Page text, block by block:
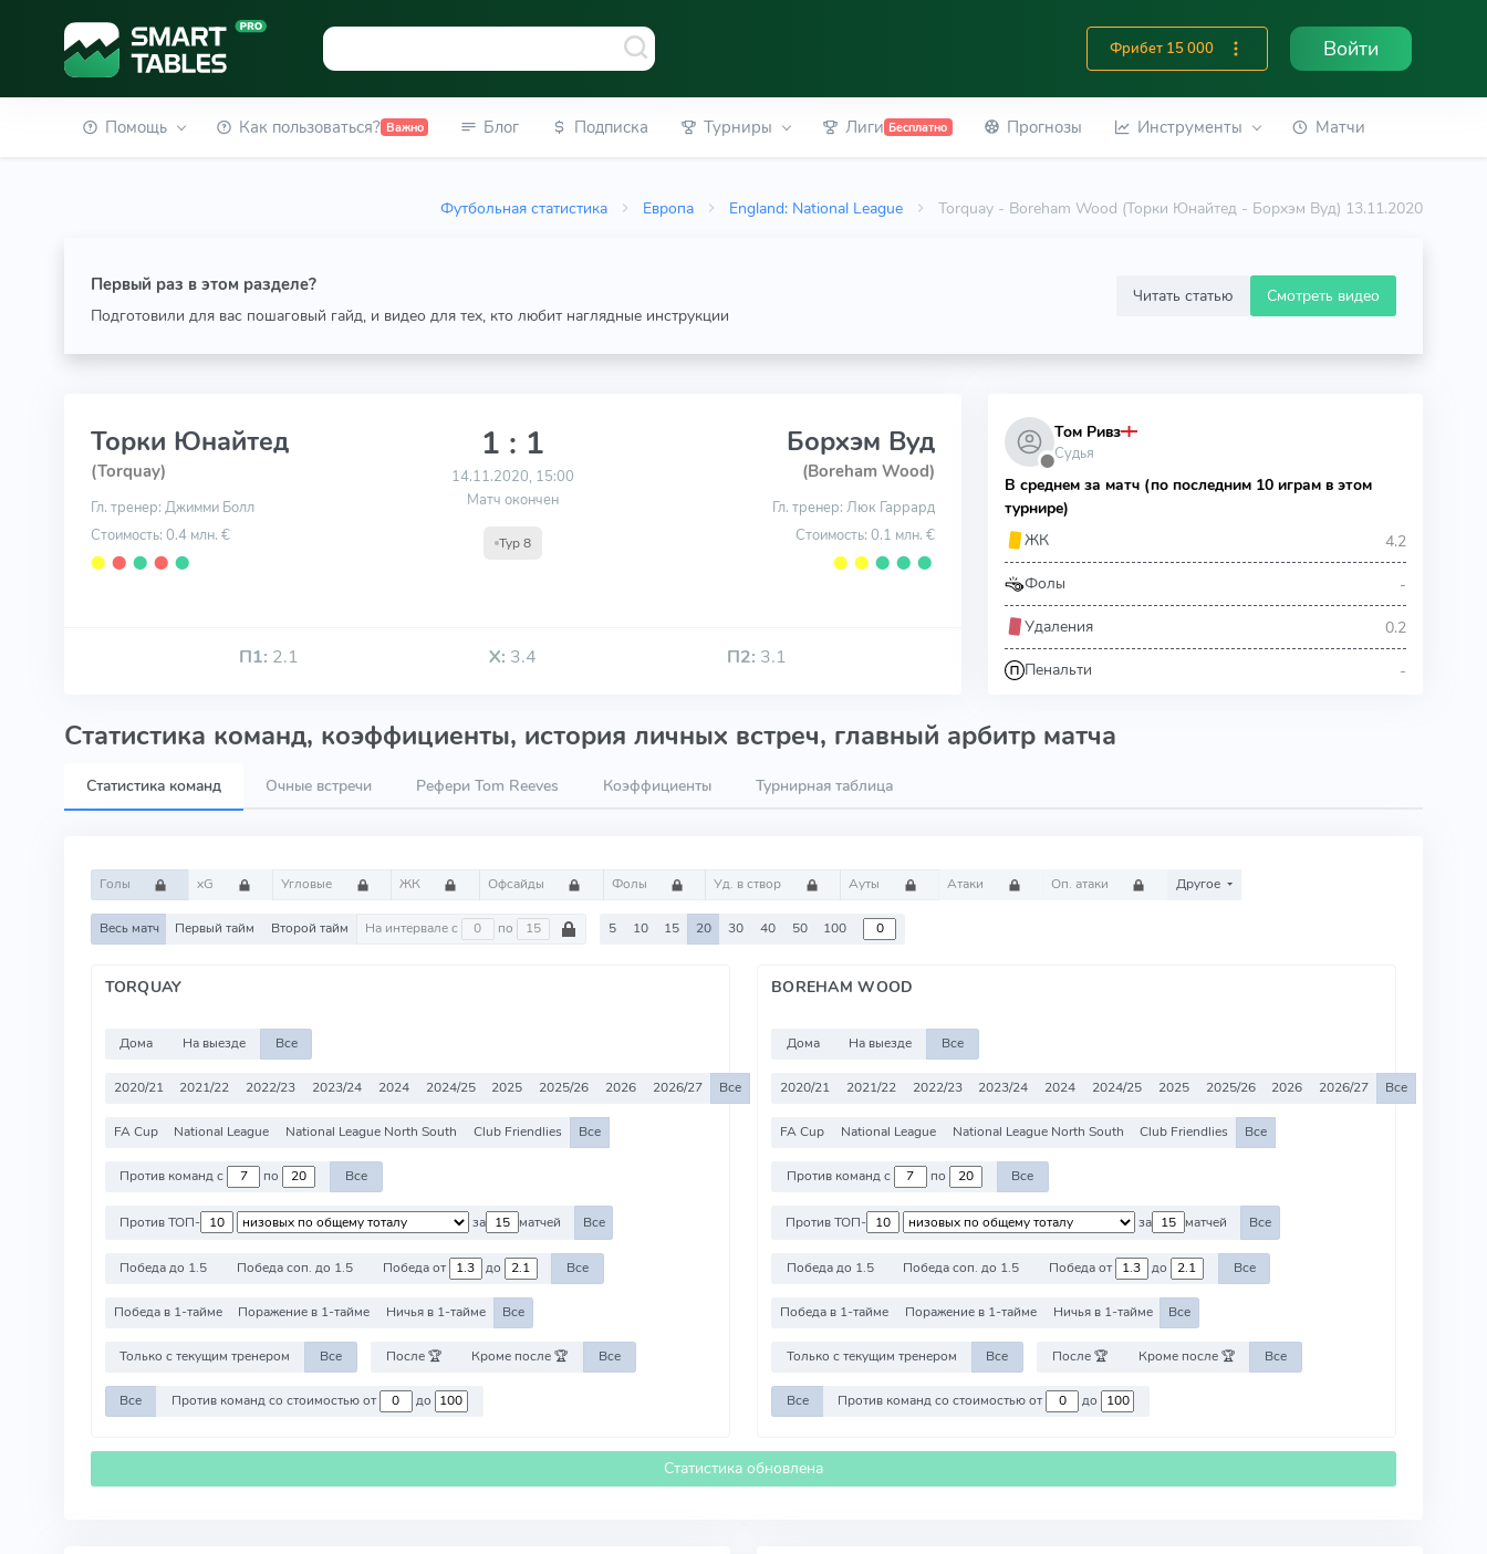
Фрибет 15 000 Войти
Помощь Как пользоваться? Важно Блог Подписка Турниры Лиги Бесплатно Прогнозы Инструменты Матчи
Футбольная статистика Европа England: National League Torquay - Boreham Wood (Торки Юнайтед - Борхэм Вуд) 13.11.2020
Первый раз в этом разделе?
Подготовили для вас пошаговый гайд, и видео для тех, кто любит наглядные инструкции
Читать статью Смотреть видео
Торки Юнайтед
(Torquay)
Гл. тренер: Джимми Болл
Стоимость: 0.4 млн. €
⬤ ⬤ ⬤ ⬤ ⬤
1 : 1
14.11.2020, 15:00
Матч окончен
Тур 8
Борхэм Вуд
(Boreham Wood)
Гл. тренер: Люк Гаррард
Стоимость: 0.1 млн. €
⬤ ⬤ ⬤ ⬤ ⬤
П1: 2.1 Х: 3.4 П2: 3.1
⬤
Том Ривз
Судья
В среднем за матч (по последним 10 играм в этом
турнире)
ЖК
4.2
Фолы -
Удаления 0.2
Пенальти -
Статистика команд, коэффициенты, история личных встреч, главный арбитр матча
Статистика команд Очные встречи Рефери Tom Reeves Коэффициенты Турнирная таблица
Голы xG Угловые ЖК Офсайды Фолы Уд. в створ Ауты Атаки Оп. атаки Другое
Весь матч Первый тайм Второй тайм На интервале с по 5 10 15 20 30 40 50 100
TORQUAY
Дома На выезде Все
2020/21 2021/22 2022/23 2023/24 2024 2024/25 2025 2025/26 2026 2026/27 Все
FA Cup National League National League North South Club Friendlies Все
Против команд с по Все
Против ТОП- за матчей Все
Победа до 1.5 Победа соп. до 1.5 Победа от до Все
Победа в 1-тайме Поражение в 1-тайме Ничья в 1-тайме Все
Только с текущим тренером Все После 🏆 Кроме после 🏆 Все
Все Против команд со стоимостью от до
BOREHAM WOOD
Дома На выезде Все
2020/21 2021/22 2022/23 2023/24 2024 2024/25 2025 2025/26 2026 2026/27 Все
FA Cup National League National League North South Club Friendlies Все
Против команд с по Все
Против ТОП- за матчей Все
Победа до 1.5 Победа соп. до 1.5 Победа от до Все
Победа в 1-тайме Поражение в 1-тайме Ничья в 1-тайме Все
Только с текущим тренером Все После 🏆 Кроме после 🏆 Все
Все Против команд со стоимостью от до
Статистика обновлена